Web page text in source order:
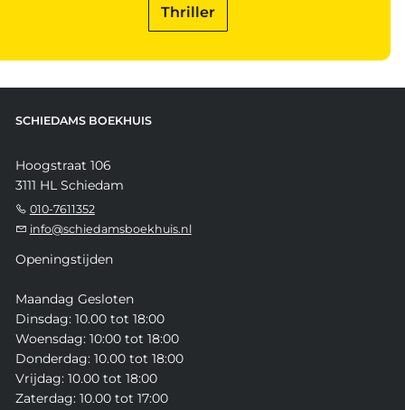
Thriller
SCHIEDAMS BOEKHUIS
Hoogstraat 106
3111 HL Schiedam
010-7611352
info@schiedamsboekhuis.nl
Openingstijden
Maandag Gesloten
Dinsdag: 10.00 tot 18:00
Woensdag: 10:00 tot 18:00
Donderdag: 10.00 tot 18:00
Vrijdag: 10.00 tot 18:00
Zaterdag: 10.00 tot 17:00